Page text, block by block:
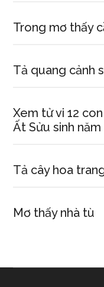
Trong mơ thấy
Tả quang cảnh
Xem tử vi 12
Ất Sửu sinh năm
Tả cây hoa
Mơ thấy nhà tù